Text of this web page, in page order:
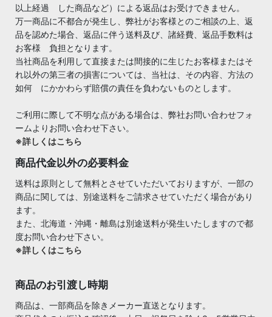
以上経過 した商品など）による返品はお受けできません。
万一商品に不都合が発生し、弊社がお客様とのご相談の上、返
品を認めた場合、返品に伴う送料及び、諸経費、返品手数料は
お客様 負担となります。
当社商品を利用して直接または間接的に生じたお客様またはそ
れ以外の第三者の損害については、当社は、その内容、方法の
如何 にかかわらず賠償の責任を負わないものとします。
ご利用に際して不明な点がある場合は、弊社お問い合わせフォ
ームよりお問い合わせ下さい。
※詳しくはこちら
商品代金以外の必要料金
送料は原則として無料とさせていただいておりますが、一部の
商品に関しては、別途送料をご請求させていただく場合があり
ます。
また、北海道・沖縄・離島は別途送料が発生いたしますので都
度お問い合わせ下さい。
※詳しくはこちら
商品のお引渡し時期
商品は、一部商品を除きメーカー直送となります。